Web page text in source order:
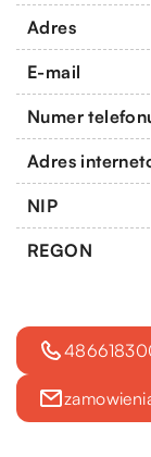
Adres
E-mail
Numer
Adres
NIP
REGON